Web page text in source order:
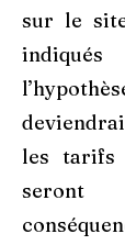
sur le
les tarifs